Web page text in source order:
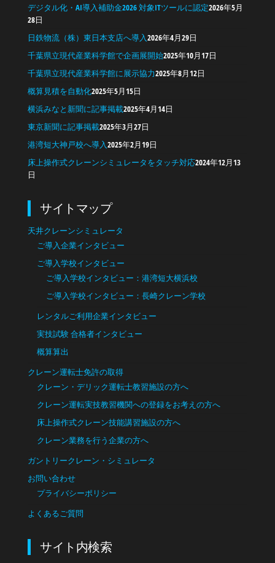
デジタル化・AI導入補助金2026 対象ITツールに認定2026年5月
28日
日鉄物流（株）東日本支店へ導入2026年4月29日
千葉県立現代産業科学館で企画展開始2025年10月17日
千葉県立現代産業科学館に展示協力2025年8月12日
概算見積を自動化2025年5月15日
横浜みなと新聞に記事掲載2025年4月14日
東京新聞に記事掲載2025年3月27日
港湾短大神戸校へ導入2025年2月19日
床上操作式クレーンシミュレータをタッチ対応2024年12月13
日
サイトマップ
天井クレーンシミュレータ
ご導入企業インタビュー
ご導入学校インタビュー
ご導入学校インタビュー：港湾短大横浜校
ご導入学校インタビュー：長崎クレーン学校
レンタルご利用企業インタビュー
実技試験 合格者インタビュー
概算算出
クレーン運転士免許の取得
クレーン・デリック運転士教習施設の方へ
クレーン運転実技教習機関への登録をお考えの方へ
床上操作式クレーン技能講習施設の方へ
クレーン業務を行う企業の方へ
ガントリークレーン・シミュレータ
お問い合わせ
プライバシーポリシー
よくあるご質問
サイト内検索